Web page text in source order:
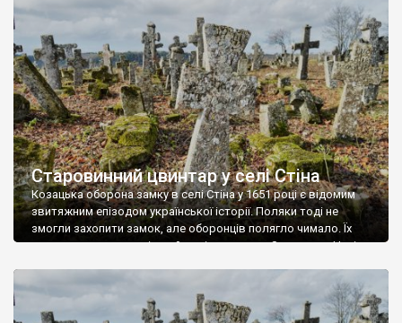
Старовинний цвинтар у селі Стіна
Козацька оборона замку в селі Стіна у 1651 році є відомим
звитяжним епізодом української історії. Поляки тоді не
змогли захопити замок, але оборонців полягло чимало. Їх
поховали на цвинтарі, який тоді називався Замковим. Нині на
ньому чимало хрестів 19 століття, є такі, де епітафії стер […]